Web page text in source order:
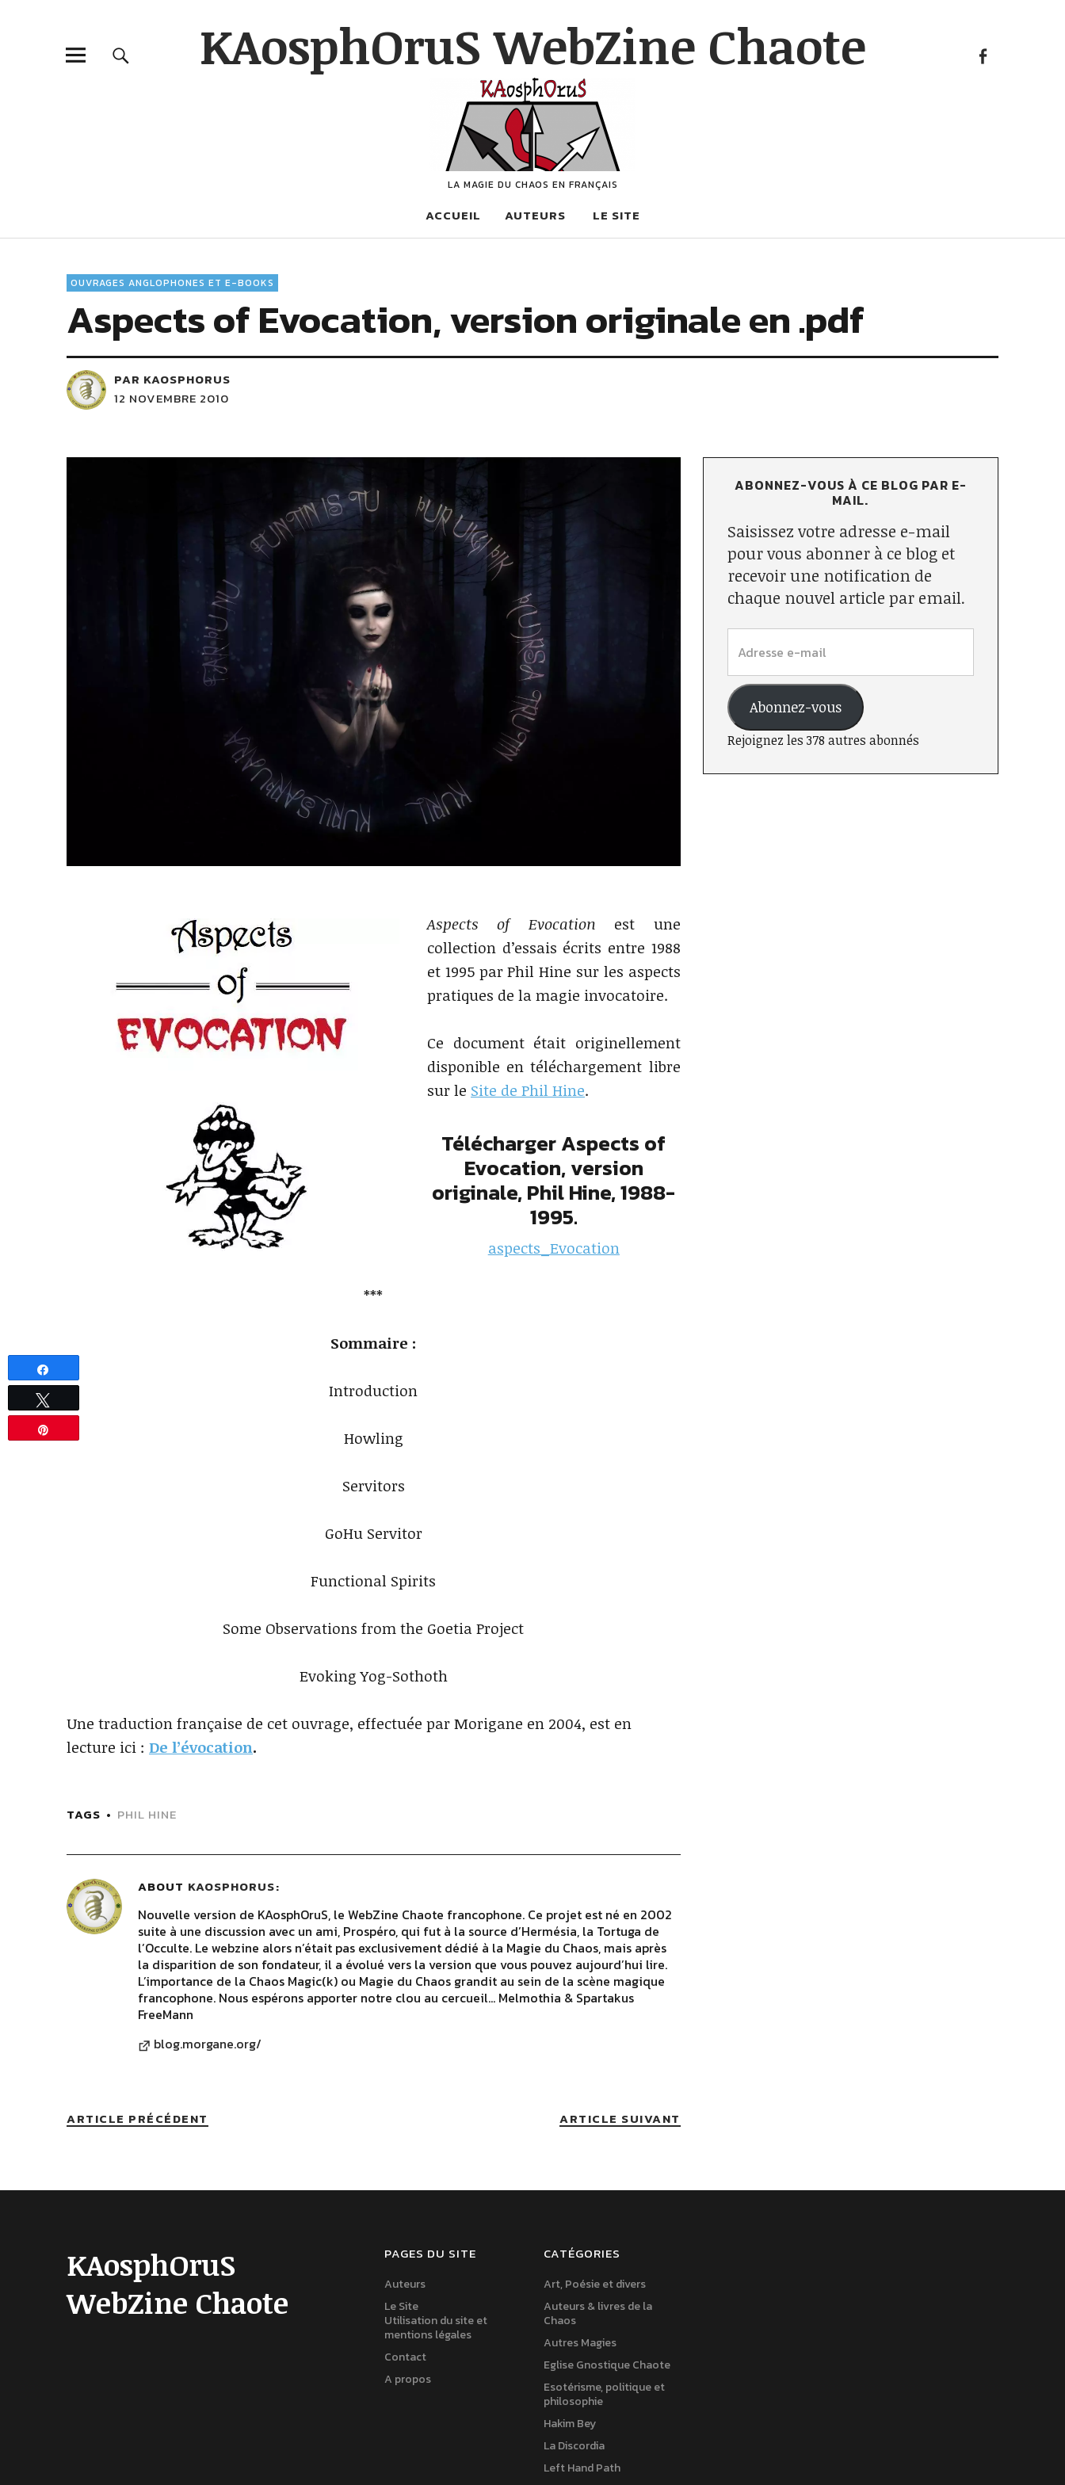
KAosphOruS WebZine Chaote
LA MAGIE DU CHAOS EN FRANÇAIS
ACCUEIL AUTEURS LE SITE
OUVRAGES ANGLOPHONES ET E-BOOKS
Aspects of Evocation, version originale en .pdf
PAR KAOSPHORUS
12 NOVEMBRE 2010
Aspects of Evocation est une
collection d’essais écrits entre 1988
et 1995 par Phil Hine sur les aspects
pratiques de la magie invocatoire.
Ce document était originellement
disponible en téléchargement libre
sur le Site de Phil Hine.
Télécharger Aspects of
Evocation, version
originale, Phil Hine, 1988-
1995.
aspects_Evocation
***
Sommaire :
Introduction
Howling
Servitors
GoHu Servitor
Functional Spirits
Some Observations from the Goetia Project
Evoking Yog-Sothoth
Une traduction française de cet ouvrage, effectuée par Morigane en 2004, est en
lecture ici : De l’évocation.
TAGS PHIL HINE
ABOUT KAOSPHORUS
Nouvelle version de KAosphOruS, le WebZine Chaote francophone. Ce projet est né en 2002
suite à une discussion avec un ami, Prospéro, qui fut à la source d’Hermésia, la Tortuga de
l’Occulte. Le webzine alors n’était pas exclusivement dédié à la Magie du Chaos, mais après
la disparition de son fondateur, il a évolué vers la version que vous pouvez aujourd’hui lire.
L’importance de la Chaos Magic(k) ou Magie du Chaos grandit au sein de la scène magique
francophone. Nous espérons apporter notre clou au cercueil… Melmothia & Spartakus
FreeMann
blog.morgane.org/
ARTICLE PRÉCÉDENT ARTICLE SUIVANT
ABONNEZ-VOUS À CE BLOG PAR E-
MAIL.
Saisissez votre adresse e-mail
pour vous abonner à ce blog et
recevoir une notification de
chaque nouvel article par email.
Abonnez-vous
Rejoignez les 378 autres abonnés
KAosphOruS
WebZine Chaote
PAGES DU SITE
Auteurs
Le Site
Utilisation du site et
mentions légales
Contact
A propos
CATÉGORIES
Art, Poésie et divers
Auteurs & livres de la
Chaos
Autres Magies
Eglise Gnostique Chaote
Esotérisme, politique et
philosophie
Hakim Bey
La Discordia
Left Hand Path